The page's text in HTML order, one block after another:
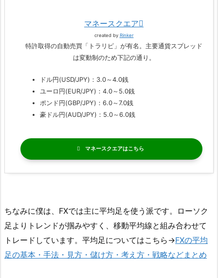
マネースクエア
created by Rinker
特許取得の自動売買「トラリピ」が有名。主要通貨スプレッド
は変動制のため下記の通り。
ドル円(USD/JPY)：3.0～4.0銭
ユーロ円(EUR/JPY)：4.0～5.0銭
ポンド円(GBP/JPY)：6.0～7.0銭
豪ドル円(AUD/JPY)：5.0～6.0銭
マネースクエア
ちなみに僕は、FXでは主に平均足を使う派です。ローソク
足よりトレンドが掴みやすく、移動平均線と組み合わせて
トレードしています。平均足についてはこちら→FXの平均
足の基本・手法・見方・儲け方・考え方・戦略などまとめ